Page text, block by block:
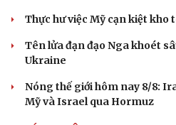
Thực hư việc Mỹ cạn kiệt kho
Tên lửa đạn đạo Nga khoét
Ukraine
Nóng thế giới hôm nay 8/8:
Mỹ và Israel qua Hormuz